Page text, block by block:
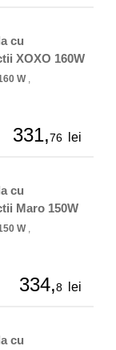
cu
XOXO 160W
W,
331,76 lei
cu
Maro 150W
W,
334,8 lei
cu